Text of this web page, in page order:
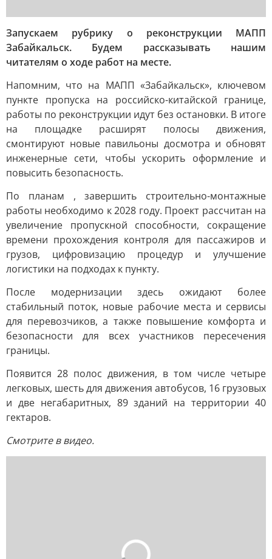
Запускаем рубрику о реконструкции МАПП
Забайкальск. Будем рассказывать нашим
читателям о ходе работ на месте.
Напомним, что на МАПП «Забайкальск», ключевом
пункте пропуска на российско-китайской границе,
работы по реконструкции идут без остановки. В итоге
на площадке расширят полосы движения,
смонтируют новые павильоны досмотра и обновят
инженерные сети, чтобы ускорить оформление и
повысить безопасность.
По планам , завершить строительно-монтажные
работы необходимо к 2028 году. Проект рассчитан на
увеличение пропускной способности, сокращение
времени прохождения контроля для пассажиров и
грузов, цифровизацию процедур и улучшение
логистики на подходах к пункту.
После модернизации здесь ожидают более
стабильный поток, новые рабочие места и сервисы
для перевозчиков, а также повышение комфорта и
безопасности для всех участников пересечения
границы.
Появится 28 полос движения, в том числе четыре
легковых, шесть для движения автобусов, 16 грузовых
и две негабаритных, 89 зданий на территории 40
гектаров.
Смотрите в видео.